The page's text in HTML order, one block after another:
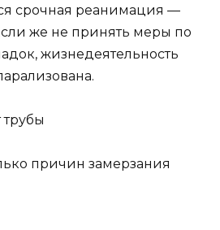
срочная реанимация —
же не принять меры по
жизнедеятельность
причин замерзания